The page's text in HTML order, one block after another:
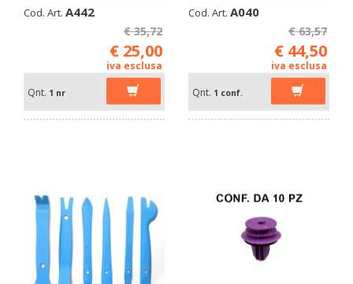
Cod. Art. A442
€ 35,72
€ 25,00
iva esclusa
Qnt. 1 nr
Cod. Art. A040
€ 63,57
€ 44,50
iva esclusa
Qnt. 1 conf.